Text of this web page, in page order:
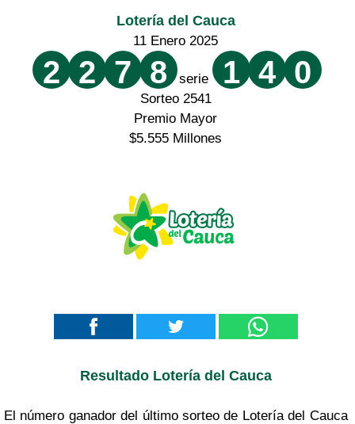
Lotería del Cauca
11 Enero 2025
2 2 7 8 serie 1 4 0
Sorteo 2541
Premio Mayor
$5.555 Millones
Resultado Lotería del Cauca
El número ganador del último sorteo de Lotería del Cauca